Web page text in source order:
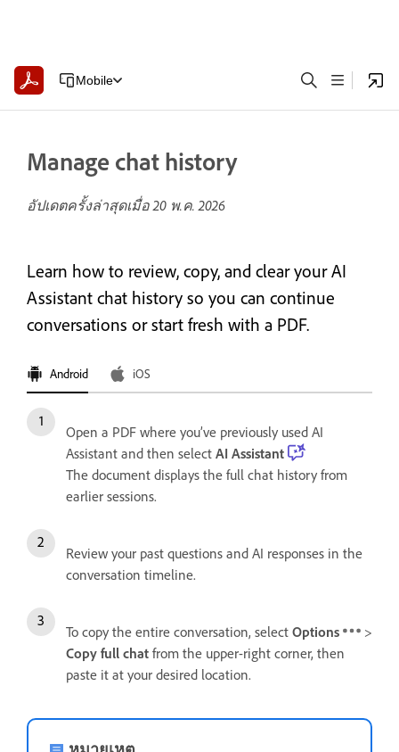
Mobile
Manage chat history
อัปเดตครั้งล่าสุดเมื่อ20 พ.ค. 2026
Learn how to review, copy, and clear your AI
Assistant chat history so you can continue
conversations or start fresh with a PDF.
Android iOS
Open a PDF where you’ve previously used AI
Assistant and then select AI Assistant
The document displays the full chat history from
earlier sessions.
Review your past questions and AI responses in the
conversation timeline.
To copy the entire conversation, select Options
>
Copy full chat from the upper-right corner, then
paste it at your desired location.